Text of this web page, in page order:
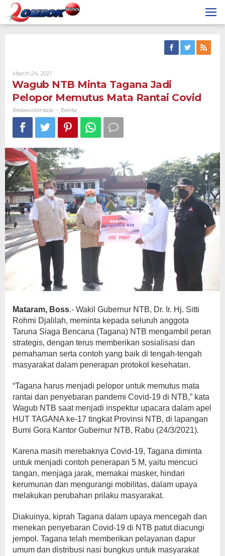
Skip
content
March 24, 2021
Redaksilombok
Wagub NTB Minta Tagana Jadi
Pelopor Memutus Mata Rantai Covid
Redaksilombok - Berita
Mataram, Boss.- Wakil Gubernur NTB, Dr. Ir. Hj. Sitti
Rohmi Djalilah, meminta kepada seluruh anggota
Taruna Siaga Bencana (Tagana) NTB mengambil peran
strategis, dengan terus memberikan sosialisasi dan
pemahaman serta contoh yang baik di tengah-tengah
masyarakat dalam penerapan protokol kesehatan.
“Tagana harus menjadi pelopor untuk memutus mata
rantai dan penyebaran pandemi Covid-19 di NTB,” kata
Wagub NTB saat menjadi inspektur upacara dalam apel
HUT TAGANA ke-17 tingkat Provinsi NTB, di lapangan
Bumi Gora Kantor Gubernur NTB, Rabu (24/3/2021).
Karena masih merebaknya Covid-19, Tagana diminta
untuk menjadi contoh penerapan 5 M, yaitu mencuci
tangan, menjaga jarak, memakai masker, hindari
kerumunan dan mengurangi mobilitas, dalam upaya
melakukan perubahan prilaku masyarakat.
Diakuinya, kiprah Tagana dalam upaya mencegah dan
menekan penyebaran Covid-19 di NTB patut diacungi
jempol. Tagana telah memberikan pelayanan dapur
umum dan distribusi nasi bungkus untuk masyarakat